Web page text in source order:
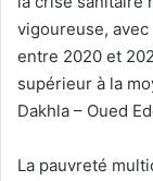
vigoureuse,
entre 2020 et
supérieur à la
Dakhla – Oued
La pauvreté